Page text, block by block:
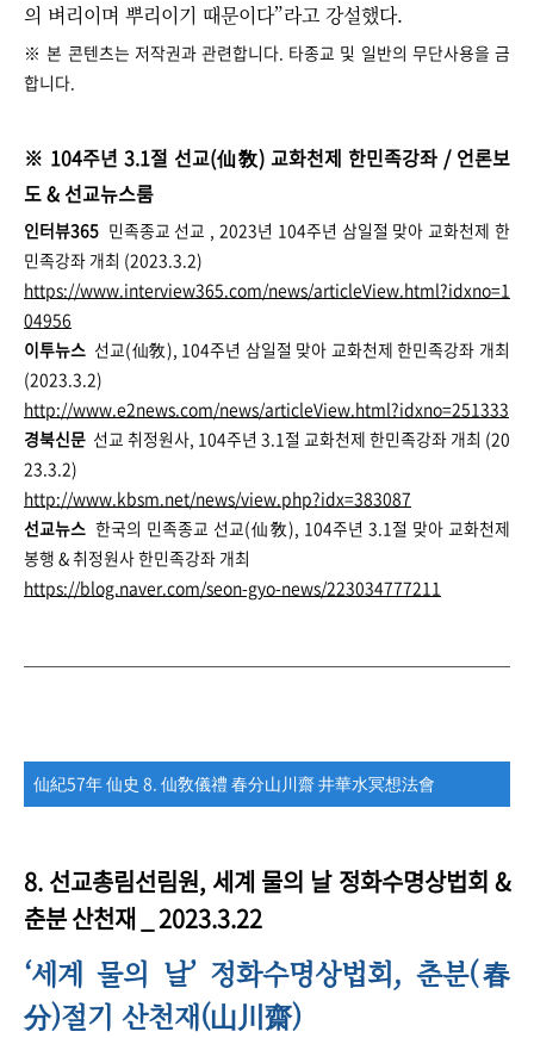
의 벼리이며 뿌리이기 때문이다”라고 강설했다.
※ 본 콘텐츠는 저작권과 관련합니다. 타종교 및 일반의 무단사용을 금
합니다.
※ 104주년 3.1절 선교(仙敎) 교화천제 한민족강좌 / 언론보
도 & 선교뉴스룸
인터뷰365 민족종교 선교 , 2023년 104주년 삼일절 맞아 교화천제 한
민족강좌 개최 (2023.3.2)
https://www.interview365.com/news/articleView.html?idxno=1
04956
이투뉴스 선교(仙敎), 104주년 삼일절 맞아 교화천제 한민족강좌 개최
(2023.3.2)
http://www.e2news.com/news/articleView.html?idxno=251333
경북신문 선교 취정원사, 104주년 3.1절 교화천제 한민족강좌 개최 (20
23.3.2)
http://www.kbsm.net/news/view.php?idx=383087
선교뉴스 한국의 민족종교 선교(仙敎), 104주년 3.1절 맞아 교화천제
봉행 & 취정원사 한민족강좌 개최
https://blog.naver.com/seon-gyo-news/223034777211
仙紀57年 仙史 8. 仙敎儀禮 春分山川齋 井華水冥想法會
8. 선교총림선림원, 세계 물의 날 정화수명상법회 &
춘분 산천재 _ 2023.3.22
‘세계 물의 날’정화수명상법회, 춘분(春
分)절기 산천재(山川齋)